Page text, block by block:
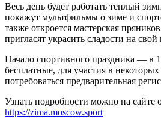
Весь день будет работать теплый
покажут мультфильмы о зиме и
также откроется мастерская
пригласят украсить сладости на свой
Начало спортивного праздника — в
бесплатные, для участия в
потребоваться предварительная
Узнать подробности можно на сайте
https://zima.moscow.sport